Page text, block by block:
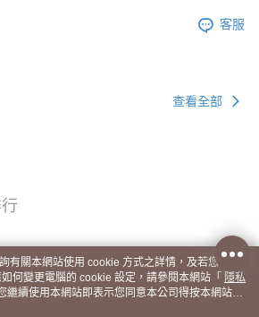
客服
查看全部
有關本網站使用 cookie 方式之詳情，及若您不希
何變更電腦的 cookie 設定，請參閱本網站「 隱私
繼續使用本網站即表示您同意本公司得按本網站使
。